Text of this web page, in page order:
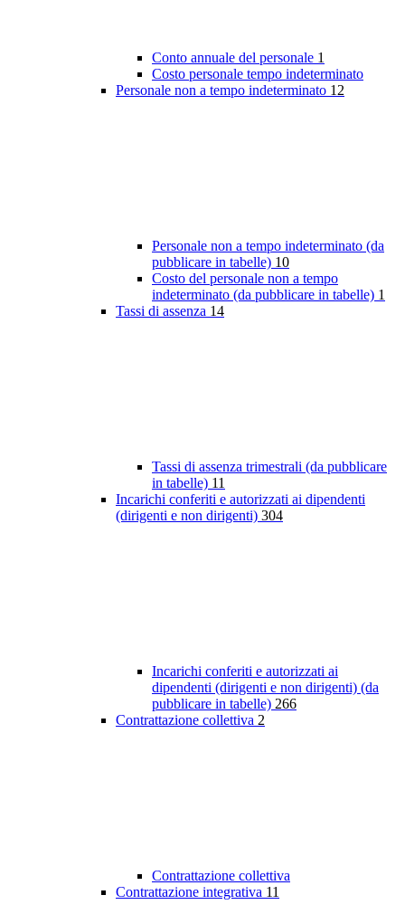
Conto annuale del personale 1
Costo personale tempo indeterminato
Personale non a tempo indeterminato 12
Personale non a tempo indeterminato (da
pubblicare in tabelle) 10
Costo del personale non a tempo
indeterminato (da pubblicare in tabelle) 1
Tassi di assenza 14
Tassi di assenza trimestrali (da pubblicare
in tabelle) 11
Incarichi conferiti e autorizzati ai dipendenti
(dirigenti e non dirigenti) 304
Incarichi conferiti e autorizzati ai
dipendenti (dirigenti e non dirigenti) (da
pubblicare in tabelle) 266
Contrattazione collettiva 2
Contrattazione collettiva
Contrattazione integrativa 11